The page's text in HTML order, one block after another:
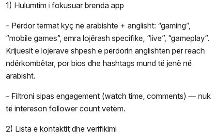
1) Hulumtim i fokusuar brenda app
- Përdor termat kyç në arabishte + anglisht: “gaming”,
“mobile games”, emra lojërash specifike, “live”, “gameplay”.
Krijuesit e lojërave shpesh e përdorin anglishten për reach
ndërkombëtar, por bios dhe hashtags mund të jenë në
arabisht.
- Filtroni sipas engagement (watch time, comments) — nuk
të intereson follower count vetëm.
2) Lista e kontaktit dhe verifikimi